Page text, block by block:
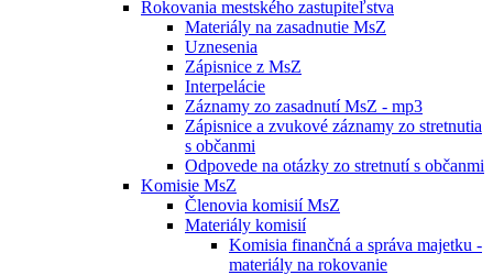
Rokovania mestského zastupiteľstva
Materiály na zasadnutie MsZ
Uznesenia
Zápisnice z MsZ
Interpelácie
Záznamy zo zasadnutí MsZ - mp3
Zápisnice a zvukové záznamy zo stretnutia
s občanmi
Odpovede na otázky zo stretnutí s občanmi
Komisie MsZ
Členovia komisií MsZ
Materiály komisií
Komisia finančná a správa majetku -
materiály na rokovanie